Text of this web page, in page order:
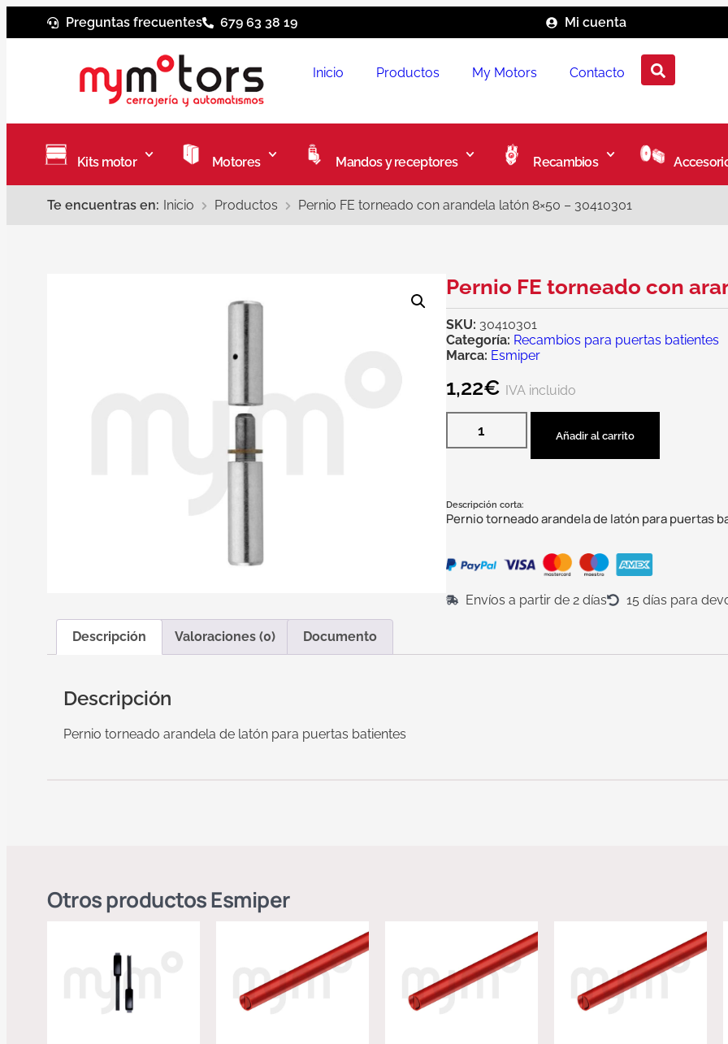
Preguntas frecuentes 679 63 38 19 Mi cuenta
Inicio Productos My Motors Contacto
Kits motor Motores Mandos y receptores Recambios
Te encuentras en: Inicio Productos Pernio FE torneado con arandela latón 8×50 – 30410301
Pernio FE torneado con
SKU: 30410301
Categoría: Recambios para puertas batientes
Marca: Esmiper
1,22€ IVA incluido
Añadir al carrito
Descripción corta:
Pernio torneado arandela de latón para puertas
Envíos a partir de 2 días 15 días para
Descripción Valoraciones (0) Documento
Descripción
Pernio torneado arandela de latón para puertas batientes
Otros productosEsmiper